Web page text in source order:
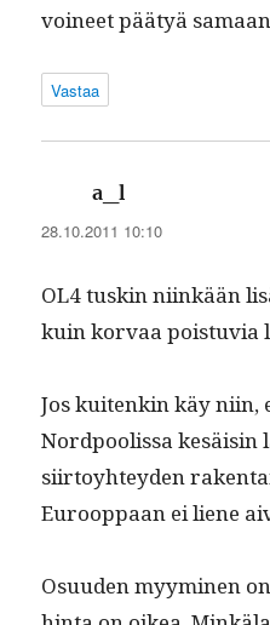
voineet pää­tyä
Vastaa
a_l
28.10.2011 10:10
OL4 tuskin niinkään
kuin kor­vaa pois­tu­via
Jos kuitenkin käy niin,
Nord­poolis­sa kesäisin
siir­toy­htey­den
Euroop­paan ei liene
Osu­u­den myymi­nen